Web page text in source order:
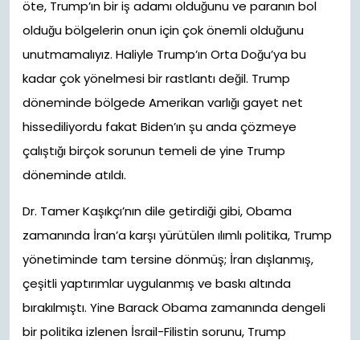
öte, Trump’ın bir iş adamı olduğunu ve paranın bol
olduğu bölgelerin onun için çok önemli olduğunu
unutmamalıyız. Haliyle Trump’ın Orta Doğu’ya bu
kadar çok yönelmesi bir rastlantı değil. Trump
döneminde bölgede Amerikan varlığı gayet net
hissediliyordu fakat Biden’ın şu anda çözmeye
çalıştığı birçok sorunun temeli de yine Trump
döneminde atıldı.
Dr. Tamer Kaşıkçı’nın dile getirdiği gibi, Obama
zamanında İran’a karşı yürütülen ılımlı politika, Trump
yönetiminde tam tersine dönmüş; İran dışlanmış,
çeşitli yaptırımlar uygulanmış ve baskı altında
bırakılmıştı. Yine Barack Obama zamanında dengeli
bir politika izlenen İsrail-Filistin sorunu, Trump